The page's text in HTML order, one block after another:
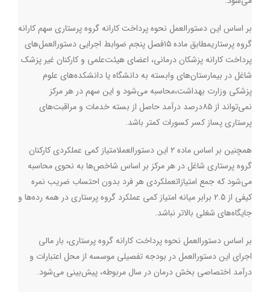
بر اساس این دستورالعمل نحوه پرداخت کارانه گروه پرستاری سهم کارانه
گروه پرستاریمطابق ماده ۱۵فصل پنجم ضوابط اجرایی دستورالعمل‌های
پرداخت کارانه پزشکان درمانی، اعضای هیئت‌علمی و کارکنان غیر پزشک
شاغل در بیمارستان‌های وابسته به دانشگاه یا دانشکده‌های علوم
پزشکی وزارت بهداشت،محاسبه می‌شود و این سهم در هر مرکز
نمی‌تواند از ۸۵درصد درآمد حاصل از بسته خدمات و مراقبت‌های
پرستاری پساز کسر کسورات کمتر باشد.
همچنین بر اساس ماده ۲ این دستورالعملامتیاز کمی عملکردی کارکنان
گروه پرستاری شاغل در هر مرکز بر اساس شاخص‌ها به نحوی محاسبه
می‌شود که جمع امتیازاتعملکردی هر فرد بدون احتساب ضریب نمره
کیفی از 2.5 برابر میانه امتیاز کمی عملکرد گروه پرستاری در همه رده‌ها و
جایگاه‌های شغلی بالاتر نباشد.
بر اساس دستورالعمل نحوه پرداخت کارانه گروه پرستاری، بار مالی
اجرای این دستورالعمل در بودجه تفصیلی موسسه از محل اعتبارات و
درآمد اختصاصی بخش درمان در سال مربوطه، پیش‌بینی می‌شود.